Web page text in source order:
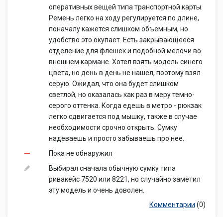
оперативных вещей типа транспортной карты.
Ремень легко на ходу регулируется по длине,
поначалу кажется слишком объемным, но
удобство это окупает. Есть закрывающееся
отделение для флешек и подобной мелочи во
внешнем кармане. Хотел взять модель синего
цвета, но день в день не нашел, поэтому взял
серую. Ожидал, что она будет слишком
светлой, но оказалась как раз в меру темно-
серого оттенка. Когда едешь в метро - рюкзак
легко сдвигается под мышку, также в случае
необходимости срочно открыть. Сумку
надеваешь и просто забываешь про нее.
Пока не обнаружил
Выбирал сначала обычную сумку типа
ривакейс 7520 или 8221, но случайно заметил
эту модель и очень доволен.
Комментарии (0)